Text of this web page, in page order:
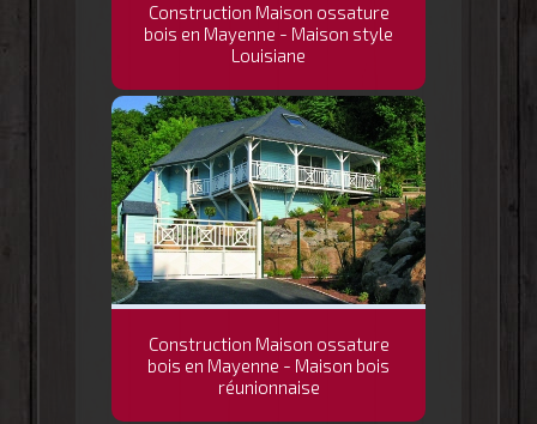
Construction Maison ossature
bois en Mayenne - Maison style
Louisiane
Construction Maison ossature
bois en Mayenne - Maison bois
réunionnaise